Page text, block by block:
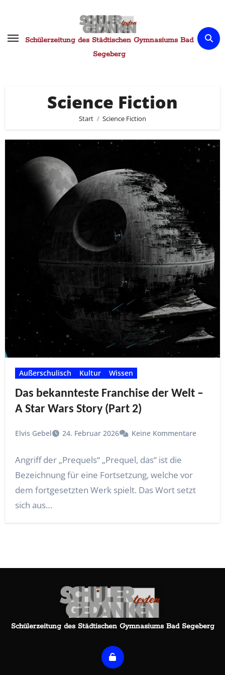
springenSchülerzeitung des Städtischen Gymnasiums Bad
Segeberg
Science Fiction
Start Science Fiction
Außerschulisch Kultur Wissen
Das bekannteste Franchise der Welt –
A Star Wars Story (Part 2)
Elvis Gebel 24. Februar 2026 Keine Kommentare
Angriff der „Prequels“ „Prequel, das“ ist die
Bezeichnung für eine Fortsetzung, welche vor
dem fortgesetzten Werk spielt. Das Wort setzt
sich aus…
Schülerzeitung des Städtischen Gymnasiums Bad Segeberg